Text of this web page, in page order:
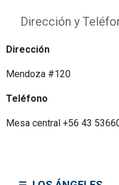
Dirección y
Dirección
Mendoza #120
Teléfono
Mesa central +56 43